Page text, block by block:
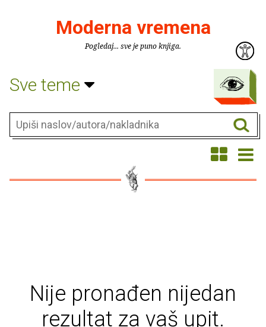
Moderna vremena
Pogledaj... sve je puno knjiga.
Sve teme
Nije pronađen nijedan
rezultat za vaš upit.